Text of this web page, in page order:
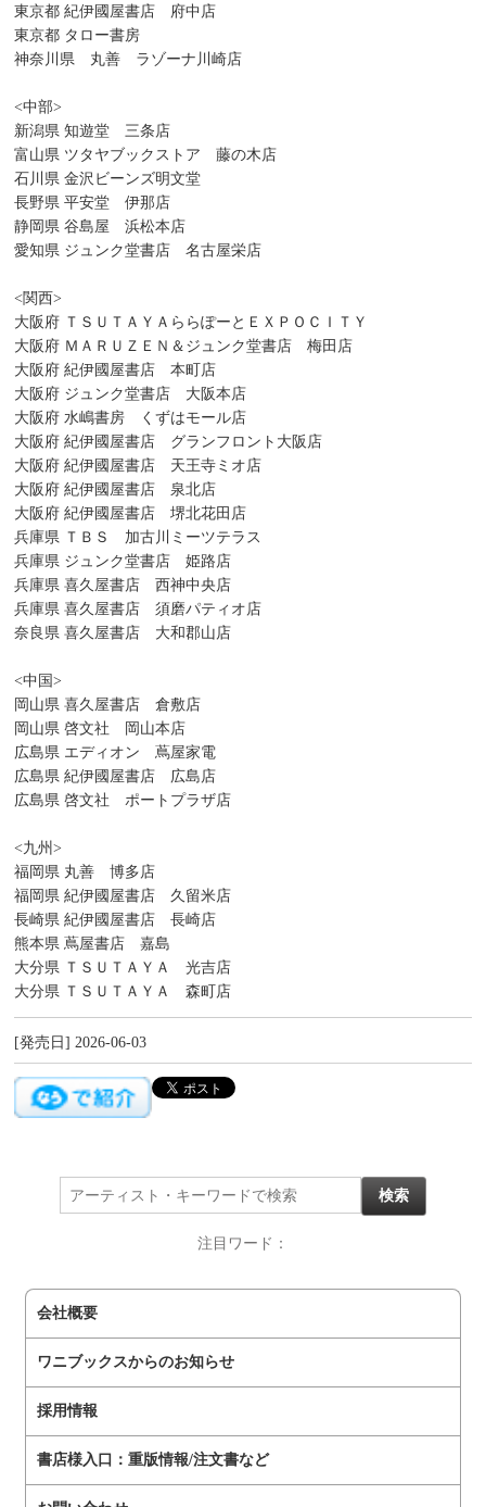
東京都 紀伊國屋書店 府中店
東京都 タロー書房
神奈川県 丸善 ラゾーナ川崎店
<中部>
新潟県 知遊堂 三条店
富山県 ツタヤブックストア 藤の木店
石川県 金沢ビーンズ明文堂
長野県 平安堂 伊那店
静岡県 谷島屋 浜松本店
愛知県 ジュンク堂書店 名古屋栄店
<関西>
大阪府 ＴＳＵＴＡＹＡららぽーとＥＸＰＯＣＩＴＹ
大阪府 ＭＡＲＵＺＥＮ＆ジュンク堂書店 梅田店
大阪府 紀伊國屋書店 本町店
大阪府 ジュンク堂書店 大阪本店
大阪府 水嶋書房 くずはモール店
大阪府 紀伊國屋書店 グランフロント大阪店
大阪府 紀伊國屋書店 天王寺ミオ店
大阪府 紀伊國屋書店 泉北店
大阪府 紀伊國屋書店 堺北花田店
兵庫県 ＴＢＳ 加古川ミーツテラス
兵庫県 ジュンク堂書店 姫路店
兵庫県 喜久屋書店 西神中央店
兵庫県 喜久屋書店 須磨パティオ店
奈良県 喜久屋書店 大和郡山店
<中国>
岡山県 喜久屋書店 倉敷店
岡山県 啓文社 岡山本店
広島県 エディオン 蔦屋家電
広島県 紀伊國屋書店 広島店
広島県 啓文社 ポートプラザ店
<九州>
福岡県 丸善 博多店
福岡県 紀伊國屋書店 久留米店
長崎県 紀伊國屋書店 長崎店
熊本県 蔦屋書店 嘉島
大分県 ＴＳＵＴＡＹＡ 光吉店
大分県 ＴＳＵＴＡＹＡ 森町店
[発売日] 2026-06-03
注目ワード：
会社概要
ワニブックスからのお知らせ
採用情報
書店様入口：重版情報/注文書など